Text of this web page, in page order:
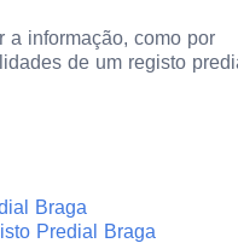
a informação, como por
de um registo
Braga
Predial Braga